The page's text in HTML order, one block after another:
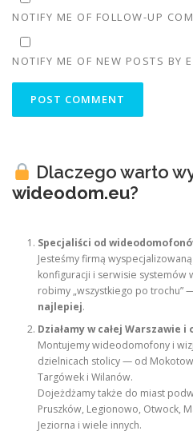
NOTIFY ME OF FOLLOW-UP
NOTIFY ME OF NEW POSTS BY
Dlaczego warto
wideodom.eu?
Specjaliści od
Jesteśmy firmą
konfiguracji i serwisie
robimy „wszystkiego po trochu”
najlepiej.
Działamy w całej Warszawie i
Montujemy wideodomofony i
dzielnicach stolicy — od
Targówek i Wilanów.
Dojeżdżamy także do miast
Pruszków, Legionowo, Otwock,
Jeziorna i wiele innych.